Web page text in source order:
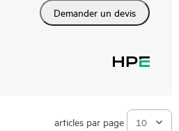
Demander un devis
articles par page